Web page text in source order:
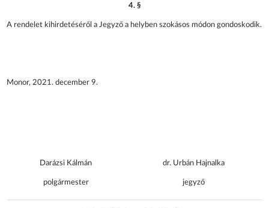
4. §
A rendelet kihirdetéséről a Jegyző a helyben szokásos módon gondoskodik.
Monor, 2021. december 9.
Darázsi Kálmán
polgármester
dr. Urbán Hajnalka
jegyző